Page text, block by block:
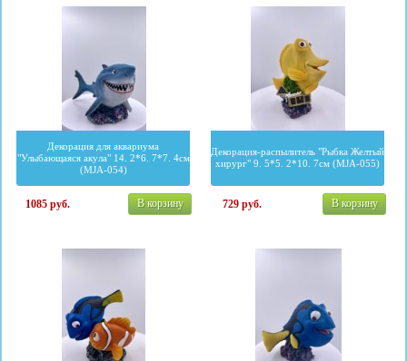
Декорация для аквариума
"Улыбающаяся акула" 14. 2*6. 7*7. 4см
(MJA-054)
1085руб. В корзину
Декорация-распылитель "Рыбка Желтый
хирург" 9. 5*5. 2*10. 7см (MJA-055)
729руб. В корзину